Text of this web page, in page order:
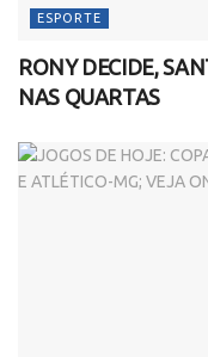
ESPORTE
RONY DECIDE,
NAS QUARTAS